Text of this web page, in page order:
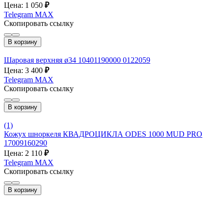
Цена: 1 050 ₽
Telegram MAX
Скопировать ссылку
В корзину
Шаровая верхняя ø34 10401190000 0122059
Цена: 3 400 ₽
Telegram MAX
Скопировать ссылку
В корзину
(1)
Кожух шноркеля КВАДРОЦИКЛА ODES 1000 MUD PRO
17009160290
Цена: 2 110 ₽
Telegram MAX
Скопировать ссылку
В корзину